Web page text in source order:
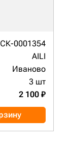
СК-0001354
AILI
Иваново
3 шт
2 100 ₽